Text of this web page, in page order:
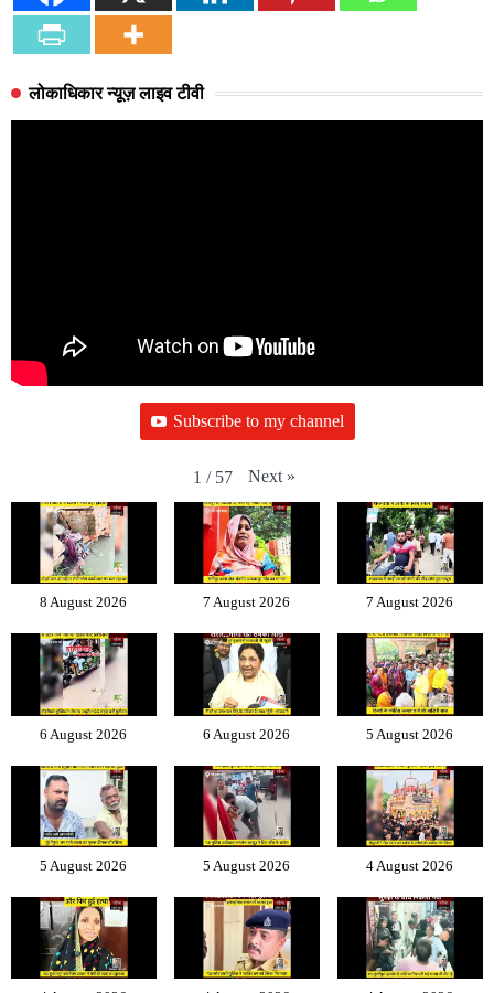
लोकाधिकार न्यूज़ लाइव टीवी
Subscribe to my channel
1 / 57 Next »
8 August 2026 7 August 2026 7 August 2026
6 August 2026 6 August 2026 5 August 2026
5 August 2026 5 August 2026 4 August 2026